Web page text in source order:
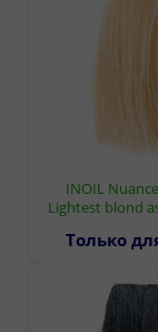
INOIL
Lightest blond
Только